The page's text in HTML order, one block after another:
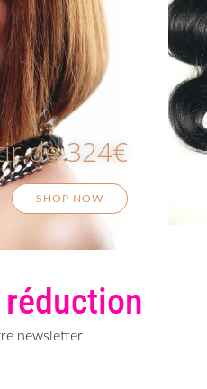
de 324€
SHOP NOW
réduction
newsletter